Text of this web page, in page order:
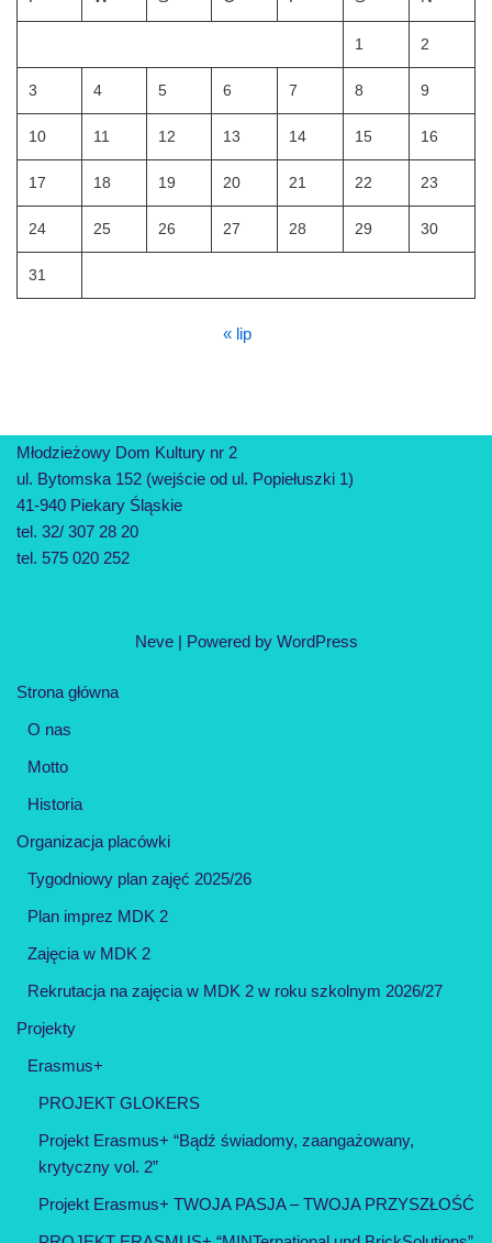
1 2
3 4 5 6 7 8 9
10 11 12 13 14 15 16
17 18 19 20 21 22 23
24 25 26 27 28 29 30
31
« lip
Młodzieżowy Dom Kultury nr 2
ul. Bytomska 152 (wejście od ul. Popiełuszki 1)
41-940 Piekary Śląskie
tel. 32/ 307 28 20
tel. 575 020 252
Neve| Powered by WordPress
Strona główna
O nas
Motto
Historia
Organizacja placówki
Tygodniowy plan zajęć 2025/26
Plan imprez MDK 2
Zajęcia w MDK 2
Rekrutacja na zajęcia w MDK 2 w roku szkolnym 2026/27
Projekty
Erasmus+
PROJEKT GLOKERS
Projekt Erasmus+ “Bądź świadomy, zaangażowany,
krytyczny vol. 2”
Projekt Erasmus+ TWOJA PASJA – TWOJA PRZYSZŁOŚĆ